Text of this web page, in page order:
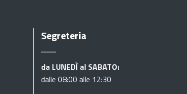
Segreteria
da LUNEDÌ al SABATO:
dalle 08:00 alle 12:30